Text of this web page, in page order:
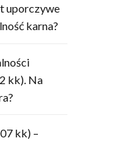
uporczywe
karna?
kk). Na
kk) –